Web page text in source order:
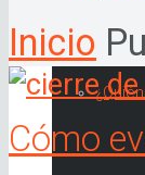
Inicio
Cómo